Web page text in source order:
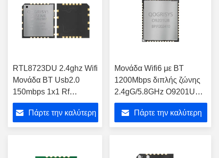
RTL8723DU 2.4ghz Wifi
Μονάδα BT Usb2.0
150mbps 1x1 Rf
Μονάδα δέκτη-
διαβιβαστή O8723UE
Μονάδα WIFI
Πάρτε την καλύτερη
Μονάδα Wifi6 με BT
1200Mbps διπλής ζώνης
2.4gG/5.8GHz O9201UB
με πραγματικά
ανταγωνιστική τιμή
ασύρματης μονάδας
Πάρτε την καλύτερη